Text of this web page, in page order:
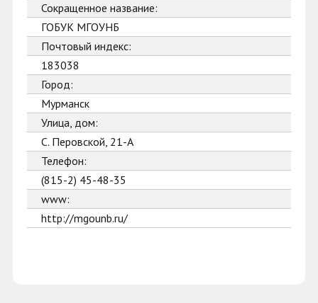
Сокращенное название:
ГОБУК МГОУНБ
Почтовый индекс:
183038
Город:
Мурманск
Улица, дом:
С. Перовской, 21-А
Телефон:
(815-2) 45-48-35
www:
http://mgounb.ru/